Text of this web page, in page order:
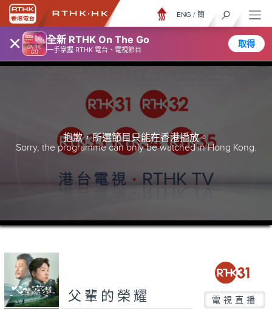
× 全新 RTHK On The Go
一手掌握 RTHK 電台、電視節目
取得
ENG / 簡
抱歉，所選節目只能在香港播放。
Sorry, the programme can only be watched in Hong Kong.
父輩的榮耀 電視直播